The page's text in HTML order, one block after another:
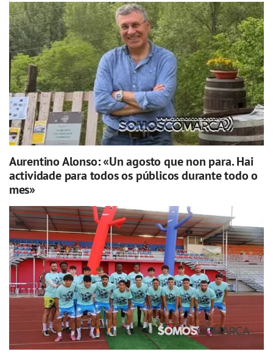
Aurentino Alonso: «Un agosto que non para. Hai
actividade para todos os públicos durante todo o
mes»